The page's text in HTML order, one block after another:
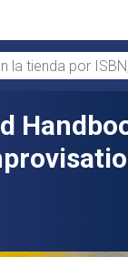
la tienda por ISBN,